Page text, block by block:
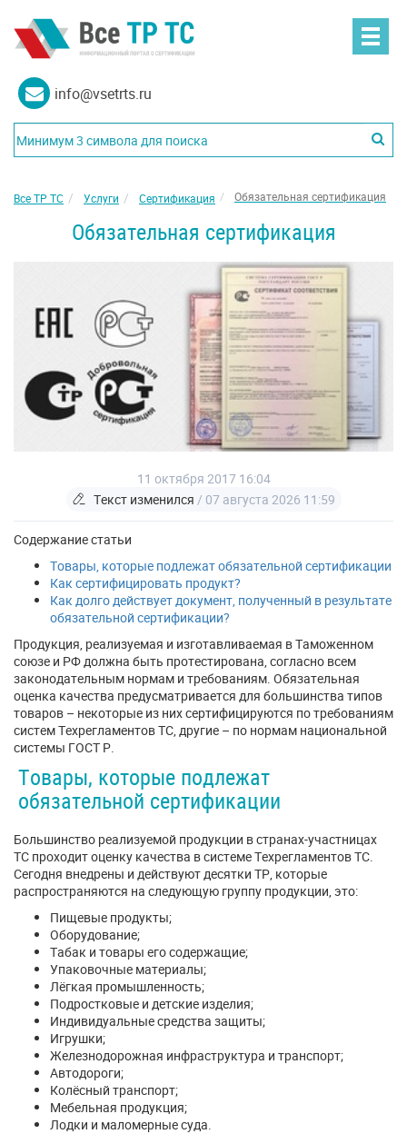
info@vsetrts.ru
Все ТР ТС Услуги Сертификация Обязательная сертификация
Обязательная сертификация
11 октября 2017 16:04
Текст изменился / 07 августа 2026 11:59
Содержание статьи
Товары, которые подлежат обязательной сертификации
Как сертифицировать продукт?
Как долго действует документ, полученный в результате
обязательной сертификации?
Продукция, реализуемая и изготавливаемая в Таможенном
союзе и РФ должна быть протестирована, согласно всем
законодательным нормам и требованиям. Обязательная
оценка качества предусматривается для большинства типов
товаров – некоторые из них сертифицируются по требованиям
систем Техрегламентов ТС, другие – по нормам национальной
системы ГОСТ Р.
Товары, которые подлежат
обязательной сертификации
Большинство реализуемой продукции в странах-участницах
ТС проходит оценку качества в системе Техрегламентов ТС.
Сегодня внедрены и действуют десятки ТР, которые
распространяются на следующую группу продукции, это:
Пищевые продукты;
Оборудование;
Табак и товары его содержащие;
Упаковочные материалы;
Лёгкая промышленность;
Подростковые и детские изделия;
Индивидуальные средства защиты;
Игрушки;
Железнодорожная инфраструктура и транспорт;
Автодороги;
Колёсный транспорт;
Мебельная продукция;
Лодки и маломерные суда.